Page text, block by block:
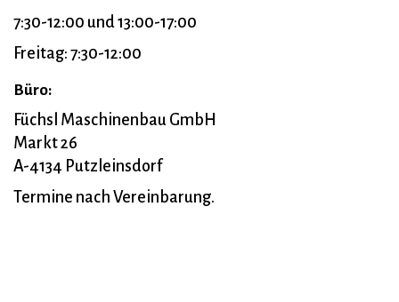
7:30-12:00 und 13:00-17:00
Freitag: 7:30-12:00
Büro:
Füchsl Maschinenbau GmbH
Markt 26
A-4134 Putzleinsdorf
Termine nach Vereinbarung.